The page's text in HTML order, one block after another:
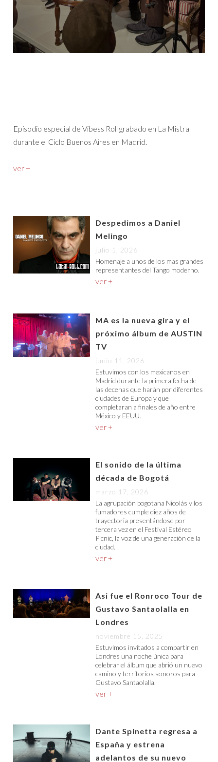
Episodio especial de Vibess Roll grabado en La Mistral
durante el Ciclo Buenos Aires en Madrid.
ver +
Despedimos a Daniel
Melingo
julio 1, 2026
Homenaje a unos de los mas grandes
representantes del Tango moderno.
ver +
MA es la nueva gira y el
próximo álbum de AUSTIN
TV
junio 11, 2026
Estuvimos con los mexicanos en
Madrid durante la primera fecha de
las decenas que harán por diferentes
ciudades de Europa y que
completaran a finales de año entre
México y EEUU.
ver +
El sonido de la última
década de Bogotá
marzo 17, 2026
La agrupación bogotana Nicolás y los
fumadores cumple diez años de
trayectoria presentándose por
tercera vez en el Festival Estéreo
Picnic, la voz de una generación de la
ciudad.
ver +
Asi fue el Ronroco Tour de
Gustavo Santaolalla en
Londres
noviembre 15, 2025
Estuvimos invitados a compartir en
Londres una noche única para
celebrar el álbum que abrió un nuevo
camino y territorios sonoros para
Gustavo Santaolalla.
ver +
Dante Spinetta regresa a
España y estrena
adelantos de su nuevo